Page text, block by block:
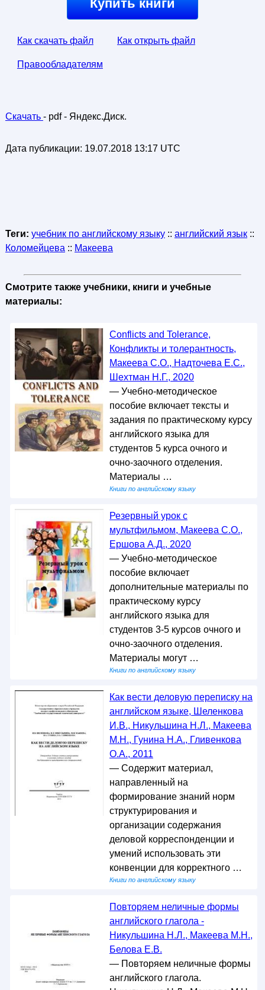
Купить книги
Как скачать файл Как открыть файл
Правообладателям
Скачать - pdf - Яндекс.Диск.
Дата публикации: 19.07.2018 13:17 UTC
Теги: учебник по английскому языку:: английский язык::
Коломейцева :: Макеева
Смотрите также учебники, книги и учебные
материалы:
Conflicts and Tolerance,
Конфликты и толерантность,
Макеева С.О., Надточева Е.С.,
Шехтман Н.Г., 2020
— Учебно-методическое
пособие включает тексты и
задания по практическому курсу
английского языка для
студентов 5 курса очного и
очно-заочного отделения.
Материалы …
Книги по английскому языку
Резервный урок с
мультфильмом, Макеева С.О.,
Ершова А.Д., 2020
— Учебно-методическое
пособие включает
дополнительные материалы по
практическому курсу
английского языка для
студентов 3-5 курсов очного и
очно-заочного отделения.
Материалы могут …
Книги по английскому языку
Как вести деловую переписку на
английском языке, Шеленкова
И.В., Никульшина Н.Л., Макеева
М.Н., Гунина Н.А., Гливенкова
О.А., 2011
— Содержит материал,
направленный на
формирование знаний норм
структурирования и
организации содержания
деловой корреспонденции и
умений использовать эти
конвенции для корректного …
Книги по английскому языку
Повторяем неличные формы
английского глагола -
Никульшина Н.Л., Макеева М.Н.,
Белова Е.В.
— Повторяем неличные формы
английского глагола.